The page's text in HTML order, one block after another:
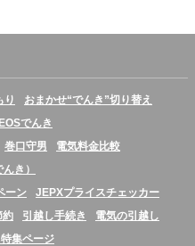
り
おまかせ“でんき”切り替え
でんき
巻口守男
電気料金比較
き）
ーン
JEPXプライスチェッカー
約 引越し手続き
電気の引越し
集ページ